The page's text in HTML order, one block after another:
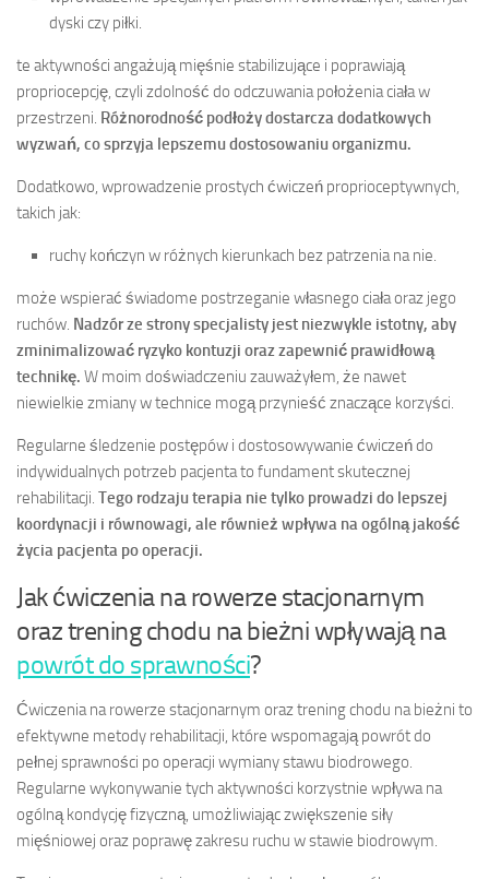
dyski czy piłki.
te aktywności angażują mięśnie stabilizujące i poprawiają
propriocepcję, czyli zdolność do odczuwania położenia ciała w
przestrzeni. Różnorodność podłoży dostarcza dodatkowych
wyzwań, co sprzyja lepszemu dostosowaniu organizmu.
Dodatkowo, wprowadzenie prostych ćwiczeń proprioceptywnych,
takich jak:
ruchy kończyn w różnych kierunkach bez patrzenia na nie.
może wspierać świadome postrzeganie własnego ciała oraz jego
ruchów. Nadzór ze strony specjalisty jest niezwykle istotny, aby
zminimalizować ryzyko kontuzji oraz zapewnić prawidłową
technikę. W moim doświadczeniu zauważyłem, że nawet
niewielkie zmiany w technice mogą przynieść znaczące korzyści.
Regularne śledzenie postępów i dostosowywanie ćwiczeń do
indywidualnych potrzeb pacjenta to fundament skutecznej
rehabilitacji. Tego rodzaju terapia nie tylko prowadzi do lepszej
koordynacji i równowagi, ale również wpływa na ogólną jakość
życia pacjenta po operacji.
Jak ćwiczenia na rowerze stacjonarnym
oraz trening chodu na bieżni wpływają na
powrót do sprawności?
Ćwiczenia na rowerze stacjonarnym oraz trening chodu na bieżni to
efektywne metody rehabilitacji, które wspomagają powrót do
pełnej sprawności po operacji wymiany stawu biodrowego.
Regularne wykonywanie tych aktywności korzystnie wpływa na
ogólną kondycję fizyczną, umożliwiając zwiększenie siły
mięśniowej oraz poprawę zakresu ruchu w stawie biodrowym.